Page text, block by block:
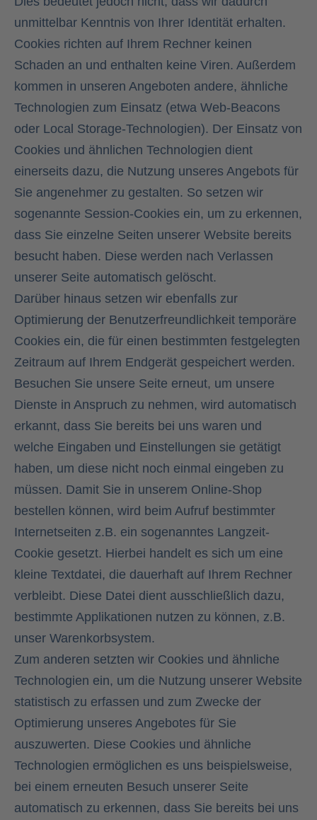
unmittelbar Kenntnis von Ihrer Identität erhalten.
Cookies richten auf Ihrem Rechner keinen
Schaden an und enthalten keine Viren. Außerdem
kommen in unseren Angeboten andere, ähnliche
Technologien zum Einsatz (etwa Web-Beacons
oder Local Storage-Technologien). Der Einsatz von
Cookies und ähnlichen Technologien dient
einerseits dazu, die Nutzung unseres Angebots für
Sie angenehmer zu gestalten. So setzen wir
sogenannte Session-Cookies ein, um zu erkennen,
dass Sie einzelne Seiten unserer Website bereits
besucht haben. Diese werden nach Verlassen
unserer Seite automatisch gelöscht.
Darüber hinaus setzen wir ebenfalls zur
Optimierung der Benutzerfreundlichkeit temporäre
Cookies ein, die für einen bestimmten festgelegten
Zeitraum auf Ihrem Endgerät gespeichert werden.
Besuchen Sie unsere Seite erneut, um unsere
Dienste in Anspruch zu nehmen, wird automatisch
erkannt, dass Sie bereits bei uns waren und
welche Eingaben und Einstellungen sie getätigt
haben, um diese nicht noch einmal eingeben zu
müssen. Damit Sie in unserem Online-Shop
bestellen können, wird beim Aufruf bestimmter
Internetseiten z.B. ein sogenanntes Langzeit-
Cookie gesetzt. Hierbei handelt es sich um eine
kleine Textdatei, die dauerhaft auf Ihrem Rechner
verbleibt. Diese Datei dient ausschließlich dazu,
bestimmte Applikationen nutzen zu können, z.B.
unser Warenkorbsystem.
Zum anderen setzten wir Cookies und ähnliche
Technologien ein, um die Nutzung unserer Website
statistisch zu erfassen und zum Zwecke der
Optimierung unseres Angebotes für Sie
auszuwerten. Diese Cookies und ähnliche
Technologien ermöglichen es uns beispielsweise,
bei einem erneuten Besuch unserer Seite
automatisch zu erkennen, dass Sie bereits bei uns